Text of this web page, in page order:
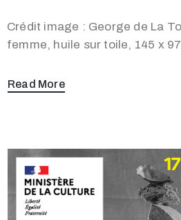
Crédit image : George de La
femme, huile sur toile, 145 x
Read More